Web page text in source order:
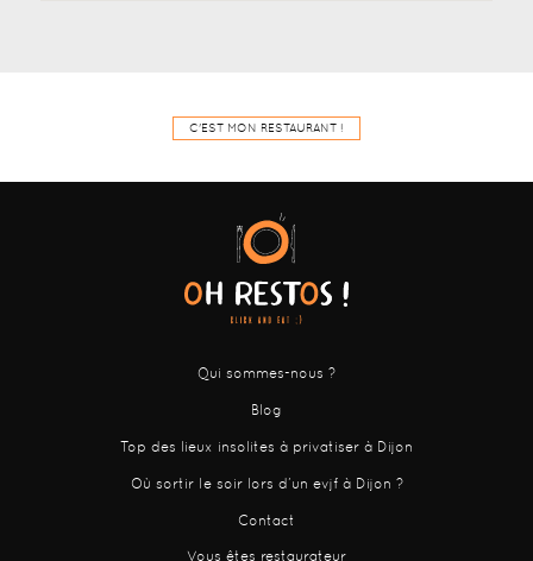
C'EST MON RESTAURANT !
Qui sommes-nous ?
Blog
Top des lieux insolites à privatiser à Dijon
Où sortir le soir lors d’un evjf à Dijon ?
Contact
Vous êtes restaurateur